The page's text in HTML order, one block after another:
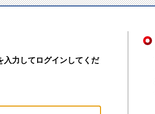
入力してログインしてくだ